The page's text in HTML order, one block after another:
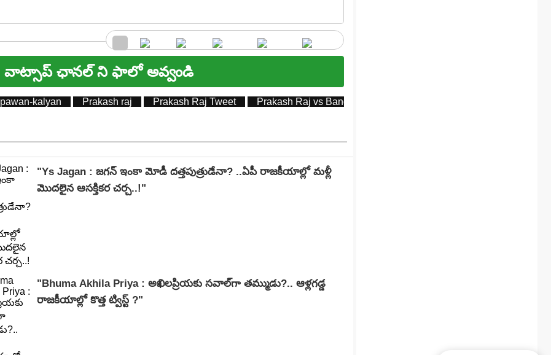
వాట్సాప్ ఛానల్ ని ఫాలో అవ్వండి
pawan-kalyan Prakash raj Prakash Raj Tweet Prakash Raj vs Bandla Ganesh
"Ys Jagan : జగన్ ఇంకా మోడీ దత్తపుత్రుడేనా? ..ఏపీ రాజకీయాల్లో మళ్లీ
మొదలైన ఆసక్తికర చర్చ..!"
"Bhuma Akhila Priya : అఖిలప్రియకు సవాల్‌గా తమ్ముడు?.. ఆళ్లగడ్డ
రాజకీయాల్లో కొత్త ట్విస్ట్ ?"